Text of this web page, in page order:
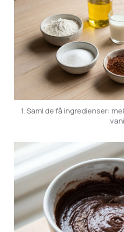
1. Saml de få ingredienser: